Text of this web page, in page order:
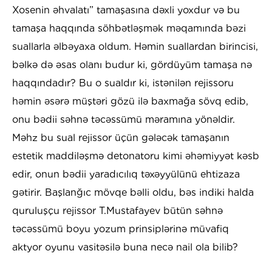
Xosenin əhvalatı” tamaşasına dəxli yoxdur və bu
tamaşa haqqında söhbətləşmək məqamında bəzi
suallarla əlbəyaxa oldum. Həmin suallardan birincisi,
bəlkə də əsas olanı budur ki, gördüyüm tamaşa nə
haqqındadır? Bu o sualdır ki, istənilən rejissoru
həmin əsərə müştəri gözü ilə baxmağa sövq edib,
onu bədii səhnə təcəssümü məramına yönəldir.
Məhz bu sual rejissor üçün gələcək tamaşanın
estetik maddiləşmə detonatoru kimi əhəmiyyət kəsb
edir, onun bədii yaradıcılıq təxəyyülünü ehtizaza
gətirir. Başlanğıc mövqe bəlli oldu, bəs indiki halda
quruluşçu rejissor T.Mustafayev bütün səhnə
təcəssümü boyu yozum prinsiplərinə müvafiq
aktyor oyunu vasitəsilə buna necə nail ola bilib?